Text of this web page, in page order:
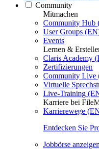
Community
Mitmachen
Community Hub
User Groups
Events
Lernen &
Claris Academy
Zertifizierungen
Community Live
Virtuelle
Live-Training
Karriere bei
Karrierewege
Entdecken Sie
Jobbörse